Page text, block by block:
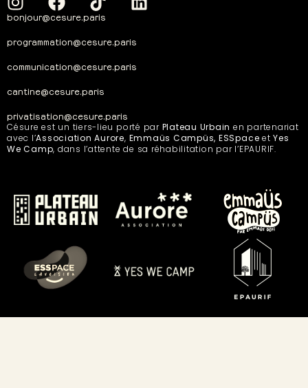
bonjour@cesure.paris
programmation@cesure.paris
communication@cesure.paris
cantine@cesure.paris
privatisation@cesure.paris
Césure est un tiers-lieu porté par Plateau Urbain en partenariat
avec l’Association Aurore, Emmaüs Campüs, ESSpaceetYes
We Camp, dans l’attente de sa réhabilitation par l’EPAURIF.